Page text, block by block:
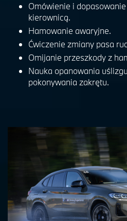
Omówienie i
kierownicą.
Hamowanie awaryjne.
Ćwiczenie zmiany pasa
Omijanie przeszkody z
Nauka opanowania
pokonywania zakrętu.